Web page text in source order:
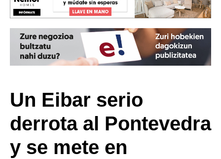
Un Eibar serio
derrota al Pontevedra
y se mete en